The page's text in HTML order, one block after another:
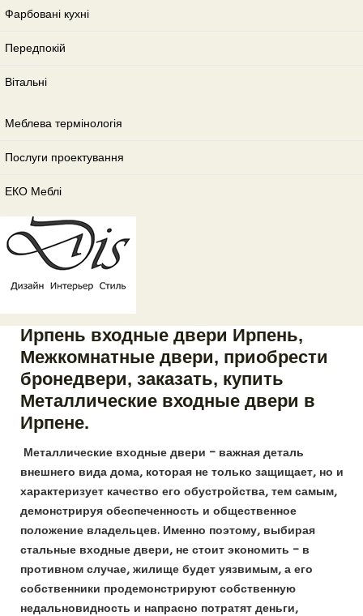
Фарбовані кухні
Передпокій
Вітальні
Меблева термінологія
Послуги проектування
ЕКО Меблі
Ирпень входные двери Ирпень,
Межкомнатные двери, приобрести
бронедвери, заказать, купить
Металлические входные двери в
Ирпене.
Металлические входные двери – важная деталь
внешнего вида дома, которая не только защищает, но и
характеризует качество его обустройства, тем самым,
демонстрируя обеспеченность и общественное
положение владельцев. Именно поэтому, выбирая
стальные входные двери, не стоит экономить – в
противном случае, жилище будет уязвимым, а его
собственники продемонстрируют собственную
недальновидность и напрасно потратят деньги,